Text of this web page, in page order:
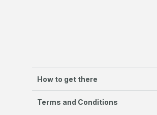
How to get there
Terms and Conditions